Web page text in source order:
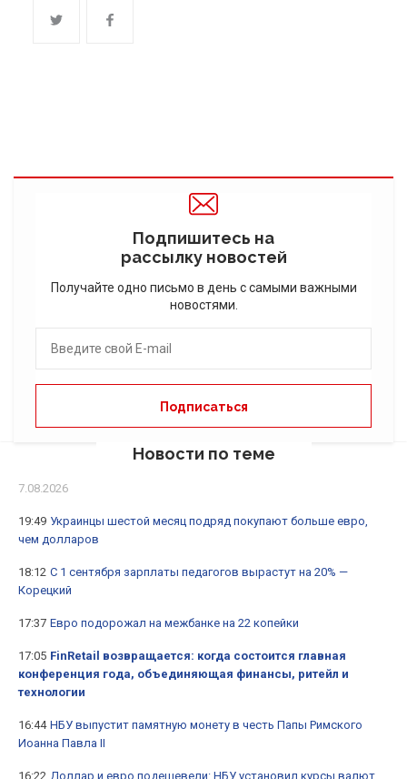
Подпишитесь на
рассылку новостей
Получайте одно письмо в день с самыми важными
новостями.
Новости по теме
7.08.2026
19:49 Украинцы шестой месяц подряд покупают больше евро,
чем долларов
18:12 С 1 сентября зарплаты педагогов вырастут на 20% —
Корецкий
17:37 Евро подорожал на межбанке на 22 копейки
17:05 FinRetail возвращается: когда состоится главная
конференция года, объединяющая финансы, ритейл и
технологии
16:44 НБУ выпустит памятную монету в честь Папы Римского
Иоанна Павла II
16:22 Доллар и евро подешевели: НБУ установил курсы валют